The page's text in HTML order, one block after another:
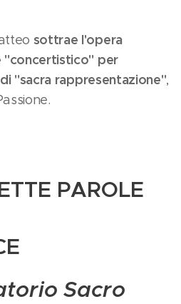
sottrae l'opera
"concertistico" per
"sacra rappresentazione",
PAROLE
Sacro